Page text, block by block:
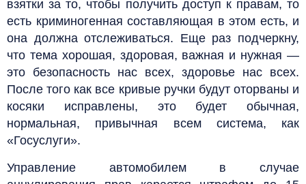
взятки за то, чтобы получить доступ к правам, то
есть криминогенная составляющая в этом есть, и
она должна отслеживаться. Еще раз подчеркну,
что тема хорошая, здоровая, важная и нужная —
это безопасность нас всех, здоровье нас всех.
После того как все кривые ручки будут оторваны и
косяки исправлены, это будет обычная,
нормальная, привычная всем система, как
«Госуслуги».
Управление автомобилем в случае